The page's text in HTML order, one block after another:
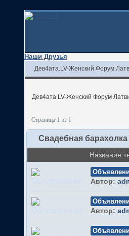
Наши Друзья
Дев4ата.LV-Женский Форум
Дев4ата.LV-Женский Форум
Страница 1 из 1
Свадебная барахолка
Название
Автор:
Автор: